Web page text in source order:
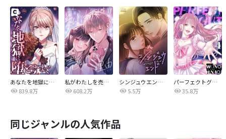
あなたを地獄に堕とすまで
839.8万
私がわたしを売る理由
608.2万
シンジュウエンド【タテヨミ】
5.5万
パーフェクトグリッター
35.8万
同じジャンルの人気作品